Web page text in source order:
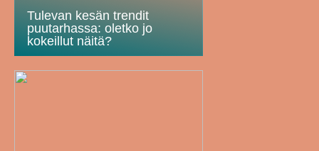
Tulevan kesän trendit
puutarhassa: oletko jo
kokeillut näitä?